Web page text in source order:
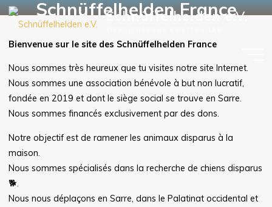
Zum
Inhalt
Schnüffelhelden e.V.
Schnüffelhelden France
Bienvenue sur le site des Schnüffelhelden France
Nous sommes très heureux que tu visites notre site Internet.
Nous sommes une association bénévole à but non lucratif,
fondée en 2019 et dont le siège social se trouve en Sarre.
Nous sommes financés exclusivement par des dons.
Notre objectif est de ramener les animaux disparus à la
maison.
Nous sommes spécialisés dans la recherche de chiens disparus
🐕.
Nous nous déplaçons en Sarre, dans le Palatinat occidental et